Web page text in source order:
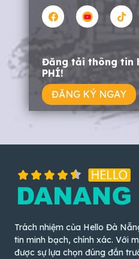
Đăng tải thông tin
PHÍ!
ĐĂNG KÝ NGAY
Trách nhiệm của Hello Đà
tin minh bạch, chính xác. Với
được sự lựa chọn đúng đắn